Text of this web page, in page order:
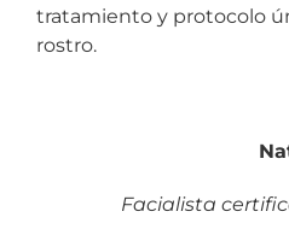
tratamiento y protocolo
rostro.
Facialista